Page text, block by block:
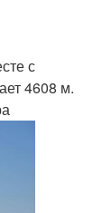
с
4608 м.